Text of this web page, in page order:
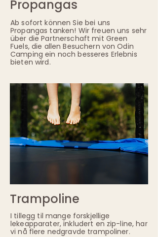
Propangas
Ab sofort können Sie bei uns
Propangas tanken! Wir freuen uns sehr
über die Partnerschaft mit Green
Fuels, die allen Besuchern von Odin
Camping ein noch besseres Erlebnis
bieten wird.
Trampoline
I tillegg til mange forskjellige
lekeapparater, inkludert en zip-line, har
vi nå flere nedgravde trampoliner.